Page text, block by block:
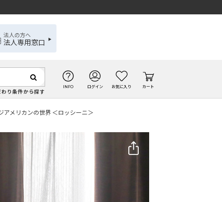
法人の方へ
法人専用窓口
わり条件から探す
INFO ログイン お気に入り カート
アメリカンの世界 ＜ロッシーニ＞